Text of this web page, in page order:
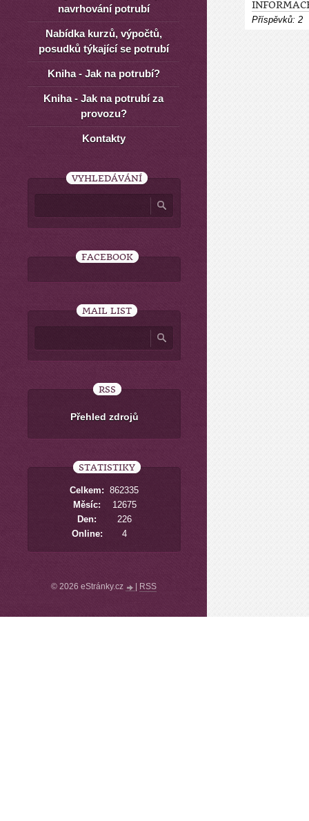
Příspěvků: 2
navrhování potrubí
Nabídka kurzů, výpočtů,
posudků týkající se potrubí
Kniha - Jak na potrubí?
Kniha - Jak na potrubí za
provozu?
Kontakty
VYHLEDÁVÁNÍ
FACEBOOK
MAIL LIST
RSS
Přehled zdrojů
STATISTIKY
Online: 4
Celkem: 862335
Měsíc:
12675
Den:
226
© 2026 eStránky.cz RSS